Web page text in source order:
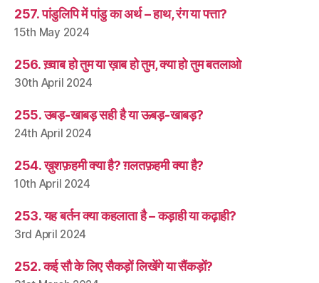
257. पांडुलिपि में पांडु का अर्थ – हाथ, रंग या पत्ता?
15th May 2024
256. ख़्वाब हो तुम या ख़ाब हो तुम, क्या हो तुम बतलाओ
30th April 2024
255. उबड़-खाबड़ सही है या ऊबड़-खाबड़?
24th April 2024
254. ख़ुशफ़हमी क्या है? ग़लतफ़हमी क्या है?
10th April 2024
253. यह बर्तन क्या कहलाता है – कड़ाही या कढ़ाही?
3rd April 2024
252. कई सौ के लिए सैकड़ों लिखेंगे या सैंकड़ों?